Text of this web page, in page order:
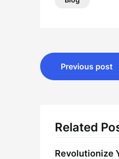
Post
navigation
Previous post
Related
Revolutionize